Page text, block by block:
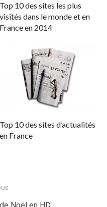
Top 10 des sites les plus
visités dans le monde et en
France en 2014
Top 10 des sites d’actualités
en France